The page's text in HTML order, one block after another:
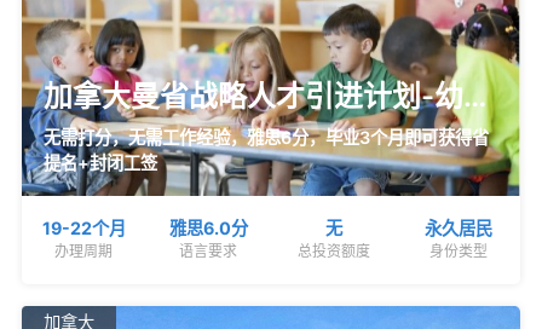
加拿大曼省战略人才引进计划-幼教
紧缺专业
无需打分，无需工作经验，雅思6分，毕业3个月即可获得省
提名+封闭工签
19-22个月
办理周期
雅思6.0分
语言要求
无
总投资额度
永久居民
身份类型
加拿大